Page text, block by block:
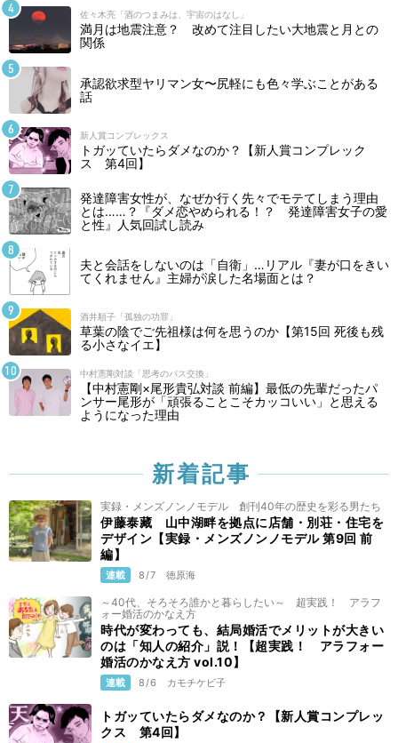
佐々木亮「酒のつまみは、宇宙のはなし」
満月は地震注意？ 改めて注目したい大地震と月との
関係
承認欲求型ヤリマン女〜尻軽にも色々学ぶことがある
話
新人賞コンプレックス
トガッていたらダメなのか？【新人賞コンプレック
ス 第4回】
発達障害女性が、なぜか行く先々でモテてしまう理由
とは……？『ダメ恋やめられる！？ 発達障害女子の愛
と性』人気回試し読み
夫と会話をしないのは「自衛」…リアル『妻が口をきい
てくれません』主婦が涙した名場面とは？
酒井順子「孤独の功罪」
草葉の陰でご先祖様は何を思うのか【第15回 死後も残
る小さなイエ】
中村憲剛対談「思考のパス交換」
【中村憲剛×尾形貴弘対談 前編】最低の先輩だったパ
ンサー尾形が「頑張ることこそカッコいい」と思える
ようになった理由
新着記事
実録・メンズノンノモデル 創刊40年の歴史を彩る男たち
伊藤泰藏 山中湖畔を拠点に店舗・別荘・住宅を
デザイン【実録・メンズノンノモデル 第9回 前
編】
連載 8/7 徳原海
～40代、そろそろ誰かと暮らしたい～ 超実践！ アラフ
ォー婚活のかなえ方
時代が変わっても、結局婚活でメリットが大きい
のは「知人の紹介」説！【超実践！ アラフォー
婚活のかなえ方 vol.10】
連載 8/6 カモチケビ子
トガッていたらダメなのか？【新人賞コンプレッ
クス 第4回】